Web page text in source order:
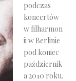
podczas
koncertów
w filharmon
ii w Berlinie
pod koniec
październik
a 2010 roku.